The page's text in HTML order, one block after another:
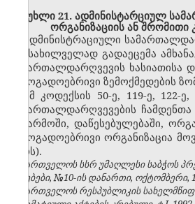
მუხლი 21. ადმინისტარციულ
ორგანიზაციის ან
ადმინისტრაციული
განსახილველად გადაეცემა
სამართალდარღვევის ხასიათისა
საზოგადოებრივი ზემოქმედების
ამ კოდექსის 50-ე, 119-ე, 122-
სამართალდარღვევების
საწარმოში, დაწესებულებაში,
საზოგადოებრივი ორგანიზაცია
პირს).
საქართველოს სსრ უმაღლესი საბჭოს
უწყებები, №10-ის დანართი, ოქტომბერი,
საქართველოს რესპუბლიკის